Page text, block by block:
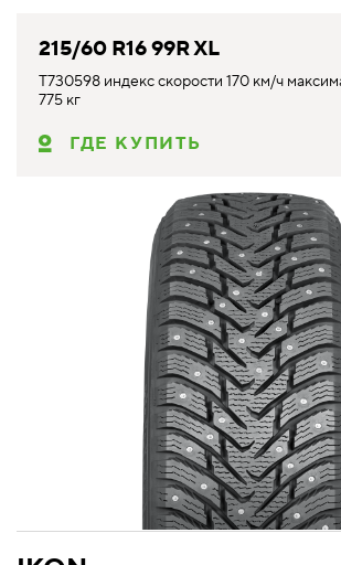
215/60 R16 99R XL
T730598 индекс скорости 170 км/ч
775 кг
ГДЕ КУПИТЬ